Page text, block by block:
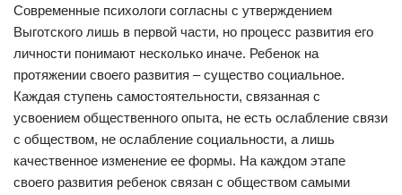
Современные психологи согласны с утверждением
Выготского лишь в первой части, но процесс развития его
личности понимают несколько иначе. Ребенок на
протяжении своего развития – существо социальное.
Каждая ступень самостоятельности, связанная с
усвоением общественного опыта, не есть ослабление связи
с обществом, не ослабление социальности, а лишь
качественное изменение ее формы. На каждом этапе
своего развития ребенок связан с обществом самыми